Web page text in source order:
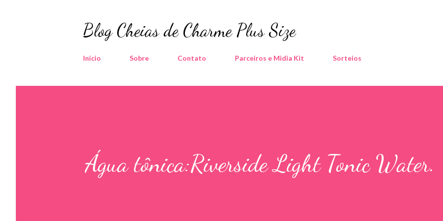
Blog Cheias de Charme Plus Size
Início Sobre Contato Parceiros e Midia Kit Sorteios
Água tônica:Riverside Light Tonic Water.